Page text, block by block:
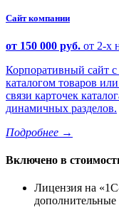
Сайт компании
от 150 000 руб. от 2-х
Корпоративный сайт
каталогом товаров
связи карточек
динамичных разделов.
Подробнее →
Включено в
Лицензия на